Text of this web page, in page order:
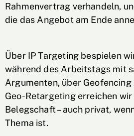
Rahmenvertrag verhandeln,
die das Angebot am Ende
Über IP Targeting bespielen
während des Arbeitstags mit
Argumenten, über
Geo-Retargeting erreichen
Belegschaft – auch privat,
Thema ist.